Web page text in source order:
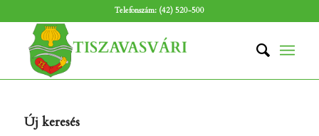
Telefonszám: (42) 520-500
Új keresés